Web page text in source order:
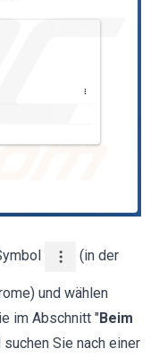
(in der
und wählen
im Abschnitt "Beim
suchen Sie nach einer